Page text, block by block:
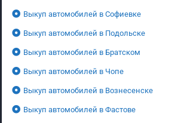
Выкуп автомобилей в Софиевке
Выкуп автомобилей в Подольске
Выкуп автомобилей в Братском
Выкуп автомобилей в Чопе
Выкуп автомобилей в Вознесенске
Выкуп автомобилей в Фастове